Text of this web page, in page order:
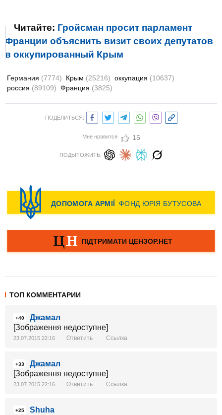
Читайте: Гройсман просит парламент
Франции объяснить визит своих депутатов
в оккупированный Крым
Германия (7774) Крым (25216) оккупация (10637)
россия (89109) Франция (3825)
ПОДЕЛИТЬСЯ:
Мне нравится 15
ПОДЫТОЖИТЬ:
ТОП КОММЕНТАРИИ
+40
Джамал
[Зображення недоступне]
23.07.2015 22:16 Ответить Ссылка
+33
Джамал
[Зображення недоступне]
23.07.2015 22:16 Ответить Ссылка
+25
Shuha